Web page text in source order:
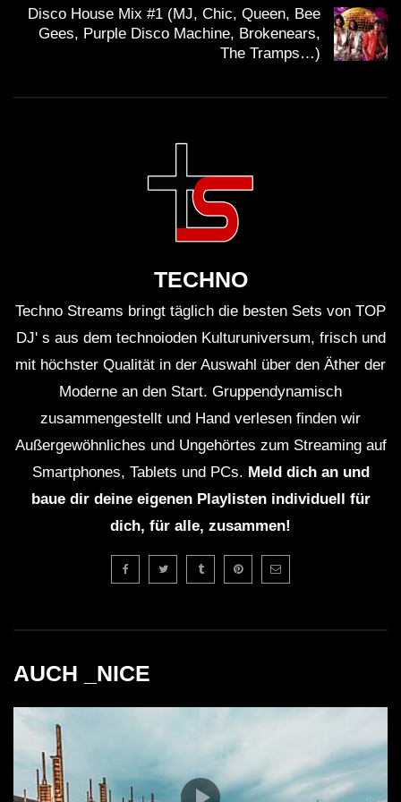
zusammen.
live auf Radio 1 übertragen und von Millionen
Zuhörern weltweit verfolgt.
Ibiza ist bekannt für seine legendären Partys und
erstklassigen DJs, die die Insel jedes Jahr zu
einem Mekka für Musikfans machen.
Die elektronische Musikszene auf Ibiza hat
weltweit einen einzigartigen Ruf und zieht
Musikliebhaber aus allen Ecken der Erde an.
Duke Dumont und Gorgon City sind Teil einer
neuen Generation von DJs, die die elektronische
Musikszene mit innovativen Sounds bereichern.
Karrieren und begeisterte Fans auf der ganzen
Welt.
Kritische Analyse
Disco House Mix #1 (MJ, Chic, Queen, Bee
Gees, Purple Disco Machine, Brokenears,
The Tramps…)
TECHNO
Techno Streams bringt täglich die besten Sets von TOP
DJ' s aus dem technoioden Kulturuniversum, frisch und
mit höchster Qualität in der Auswahl über den Äther der
Moderne an den Start. Gruppendynamisch
zusammengestellt und Hand verlesen finden wir
Außergewöhnliches und Ungehörtes zum Streaming auf
Smartphones, Tablets und PCs. Meld dich an und
baue dir deine eigenen Playlisten individuell für
dich, für alle, zusammen!
AUCH _NICE